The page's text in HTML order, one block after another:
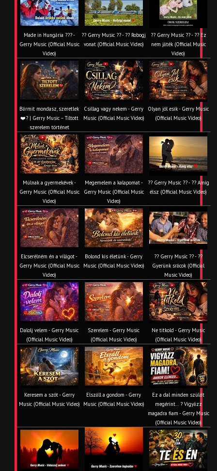
Made in Hungária ??? -
Gerry Music (Official Music
Video)
?? Gerry Music ?? - ?? Robogj
vonat (Official Music Video)
?? Gerry Music ?? - ?? Ez
nem játék (Official Music
Video)
Bármit mondasz, szeretlek
❤️‍? | Gerry Music – Tiltott
szerelem történet
Csillag vagy nekem - Gerry
Music (Official Music Video)
Olyan jól esik - Gerry Music
(Official Music Video)
Múlnak a gyermekévek -
Gerry Music (Official Music
Video)
Megemelem a kalapomat -
Gerry Music (Official Music
Video)
?? Gerry Music ?? - ?? Amíg
élsz (Official Music Video)
Elcserélném én a világot -
Gerry Music (Official Music
Video)
Bolond kis életünk - Gerry
Music (Official Music Video)
?? Gerry Music ?? - ??
Gyerünk srácok (Official
Music Video)
Dalolj velem - Gerry Music
(Official Music Video)
Szerelem - Gerry Music
(Official Music Video)
Ne titkold - Gerry Music
(Official Music Video)
Keresem a szót - Gerry
Music (Official Music Video)
Elszáll a gondom - Gerry
Music (Official Music Video)
Ez a dal minden szülőt
megérint… ? Vigyázz
magadra fiam - Gerry Music
(Official Music Video)